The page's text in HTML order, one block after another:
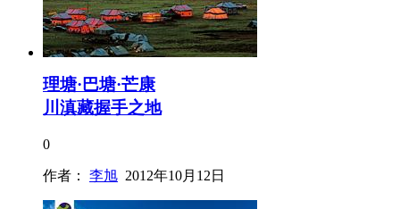
理塘·巴塘·芒康
川滇藏握手之地
0
作者： 李旭 2012年10月12日